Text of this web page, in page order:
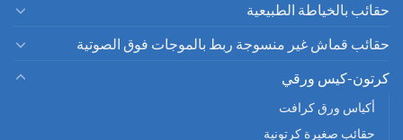
حقائب بالخياطة الطبيعية
حقائب قماش غير منسوجة ربط بالموجات فوق الصوتية
كرتون-كيس ورقي
أكياس ورق كرافت
حقائب صغيرة كرتونية